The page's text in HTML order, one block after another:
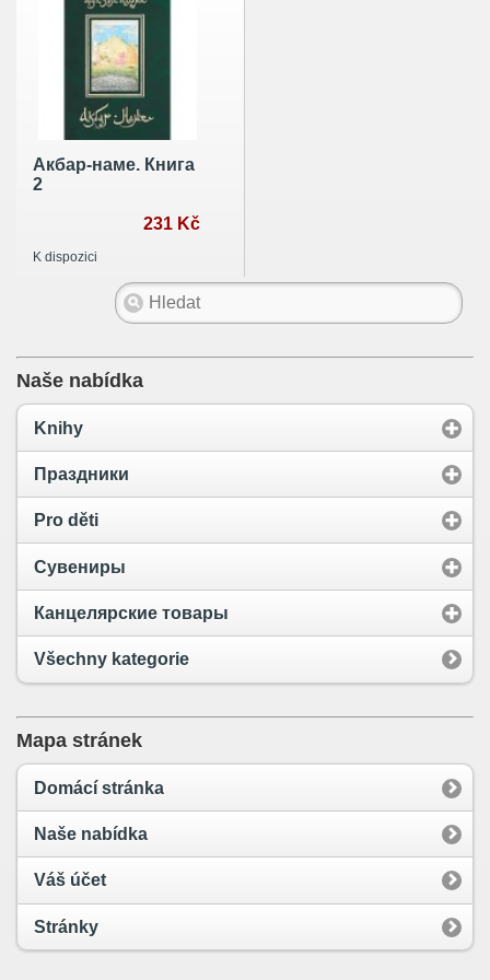
Акбар-наме. Книга
2
231 Kč
K dispozici
Naše nabídka
Knihy
Праздники
Pro děti
Сувениры
Канцелярские товары
Všechny kategorie
Mapa stránek
Domácí stránka
Naše nabídka
Váš účet
Stránky